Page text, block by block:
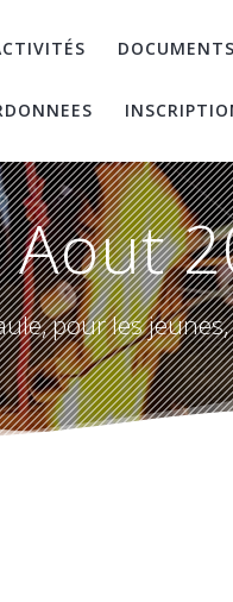
DOCUMENTS
Aout
pour les